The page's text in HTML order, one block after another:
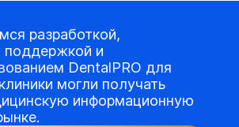
разработкой,
поддержкой и
DentalPRO для
могли получать
информационную